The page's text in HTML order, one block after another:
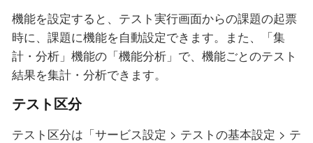
機能を設定すると、テスト実行画面からの課題の起票
時に、課題に機能を自動設定できます。また、「集
計・分析」機能の「機能分析」で、機能ごとのテスト
結果を集計・分析できます。
テスト区分
テスト区分は「サービス設定 > テストの基本設定 > テ